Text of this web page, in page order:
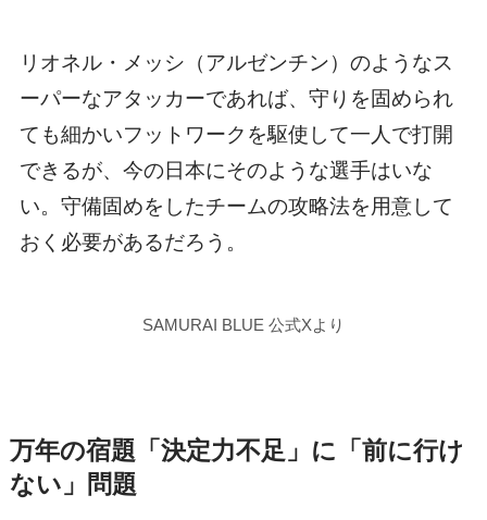
リオネル・メッシ（アルゼンチン）のようなス
ーパーなアタッカーであれば、守りを固められ
ても細かいフットワークを駆使して一人で打開
できるが、今の日本にそのような選手はいな
い。守備固めをしたチームの攻略法を用意して
おく必要があるだろう。
SAMURAI BLUE 公式Xより
万年の宿題「決定力不足」に「前に行け
ない」問題